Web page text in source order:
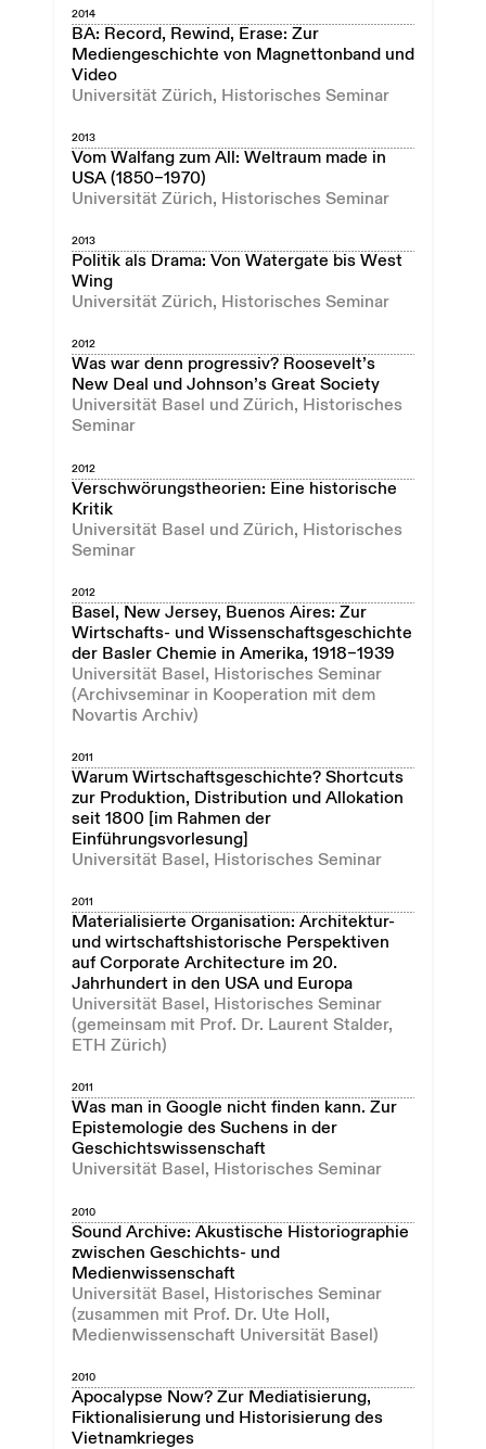
2014
BA: Record, Rewind, Erase: Zur
Mediengeschichte von Magnettonband und
Video
Universität Zürich, Historisches Seminar
2013
Vom Walfang zum All: Weltraum made in
USA (1850–1970)
Universität Zürich, Historisches Seminar
2013
Politik als Drama: Von Watergate bis West
Wing
Universität Zürich, Historisches Seminar
2012
Was war denn progressiv? Roosevelt’s
New Deal und Johnson’s Great Society
Universität Basel und Zürich, Historisches
Seminar
2012
Verschwörungstheorien: Eine historische
Kritik
Universität Basel und Zürich, Historisches
Seminar
2012
Basel, New Jersey, Buenos Aires: Zur
Wirtschafts- und Wissenschaftsgeschichte
der Basler Chemie in Amerika, 1918–1939
Universität Basel, Historisches Seminar
(Archivseminar in Kooperation mit dem
Novartis Archiv)
2011
Warum Wirtschaftsgeschichte? Shortcuts
zur Produktion, Distribution und Allokation
seit 1800 [im Rahmen der
Einführungsvorlesung]
Universität Basel, Historisches Seminar
2011
Materialisierte Organisation: Architektur-
und wirtschaftshistorische Perspektiven
auf Corporate Architecture im 20.
Jahrhundert in den USA und Europa
Universität Basel, Historisches Seminar
(gemeinsam mit Prof. Dr. Laurent Stalder,
ETH Zürich)
2011
Was man in Google nicht finden kann. Zur
Epistemologie des Suchens in der
Geschichtswissenschaft
Universität Basel, Historisches Seminar
2010
Sound Archive: Akustische Historiographie
zwischen Geschichts- und
Medienwissenschaft
Universität Basel, Historisches Seminar
(zusammen mit Prof. Dr. Ute Holl,
Medienwissenschaft Universität Basel)
2010
Apocalypse Now? Zur Mediatisierung,
Fiktionalisierung und Historisierung des
Vietnamkrieges